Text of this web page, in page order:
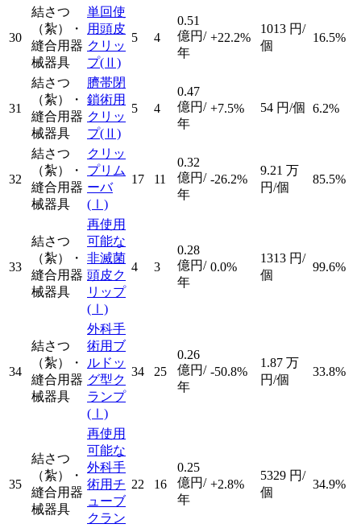
30
結さつ
（紮）・
縫合用器
械器具
単回使
用頭皮
クリッ
プ(Ⅱ)
5 4
0.51
億円/
年
+22.2%
1013 円/
個
16.5%
31
結さつ
（紮）・
縫合用器
械器具
臍帯閉
鎖術用
クリッ
プ(Ⅱ)
5 4
0.47
億円/
年
+7.5% 54 円/個 6.2%
32
結さつ
（紮）・
縫合用器
械器具
クリッ
プリム
ーバ
(Ⅰ)
17 11
0.32
億円/
年
-26.2%
9.21 万
円/個
85.5%
33
結さつ
（紮）・
縫合用器
械器具
再使用
可能な
非滅菌
頭皮ク
リップ
(Ⅰ)
4 3
0.28
億円/
年
0.0%
1313 円/
個
99.6%
34
結さつ
（紮）・
縫合用器
械器具
外科手
術用ブ
ルドッ
グ型ク
ランプ
(Ⅰ)
34 25
0.26
億円/
年
-50.8%
1.87 万
円/個
33.8%
35
結さつ
（紮）・
縫合用器
械器具
再使用
可能な
外科手
術用チ
ューブ
クラン
22 16
0.25
億円/
年
+2.8%
5329 円/
個
34.9%